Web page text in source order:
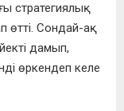
стратегиялық
өтті. Сондай-ақ
дамып,
өркендеп келе